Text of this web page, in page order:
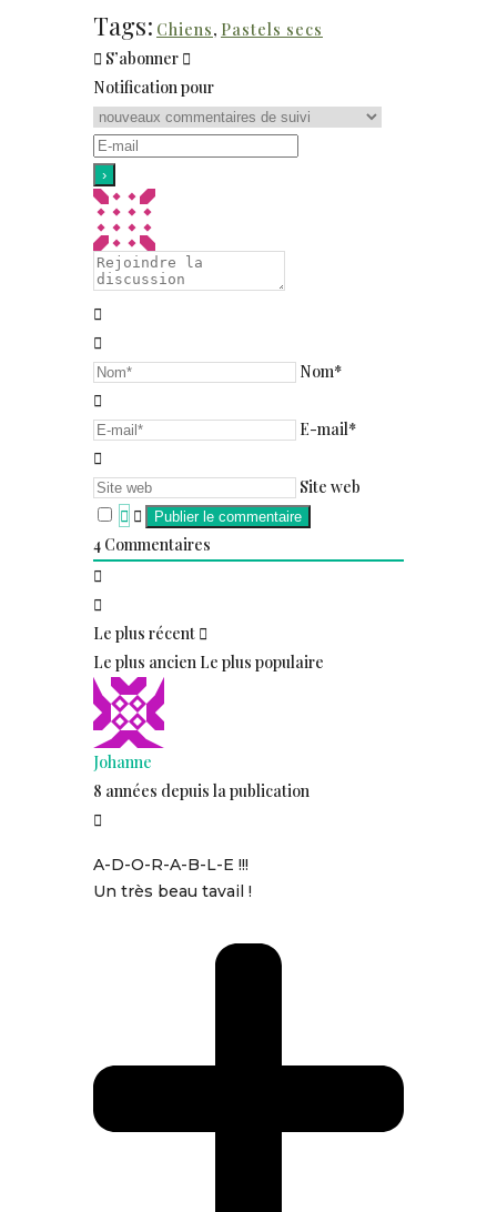
Tags: Chiens, Pastels secs
S’abonner
Notification pour
Nom*
E-mail*
Site web
4 Commentaires
Le plus récent
Le plus ancien Le plus populaire
Johanne
8 années depuis la publication
A-D-O-R-A-B-L-E !!!
Un très beau tavail !